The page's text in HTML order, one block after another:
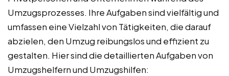
Umzugsprozesses. Ihre Aufgaben sind vielfältig und
umfassen eine Vielzahl von Tätigkeiten, die darauf
abzielen, den Umzug reibungslos und effizient zu
gestalten. Hier sind die detaillierten Aufgaben von
Umzugshelfern und Umzugshilfen: